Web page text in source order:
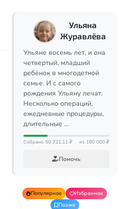
Ульяна
Журавлёва
Ульяне восемь лет, и она
четвертый, младший
ребёнок в многодетной
семье. И с самого
рождения Ульяну лечат.
Несколько операций,
ежедневные процедуры,
длительные …
Собрано 50 721,11 ₽ из 180 000 ₽
Помочь
Популярное
Избранное
Позже